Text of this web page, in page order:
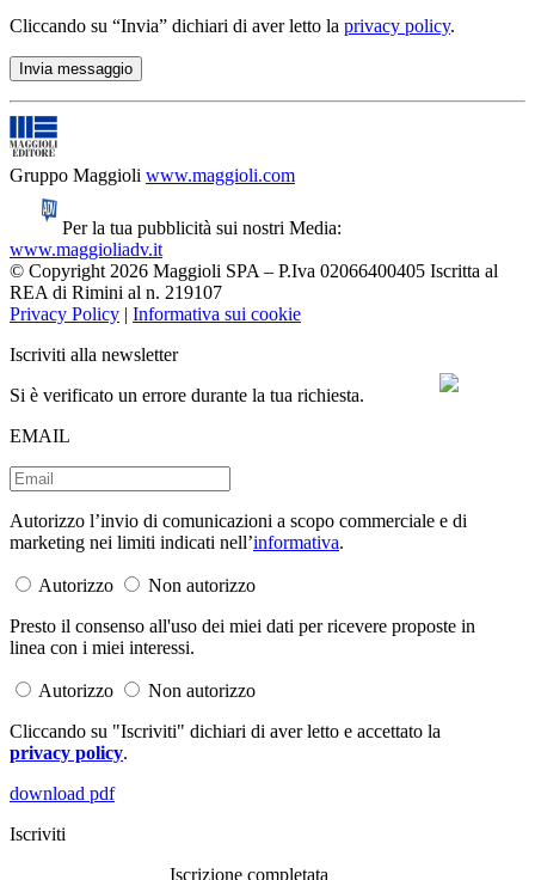
Cliccando su “Invia” dichiari di aver letto la privacy policy.
Gruppo Maggioli www.maggioli.com
Per la tua pubblicità sui nostri Media:
www.maggioliadv.it
© Copyright 2026 Maggioli SPA – P.Iva 02066400405 Iscritta al
REA di Rimini al n. 219107
Privacy Policy | Informativa sui cookie
Iscriviti alla newsletter
Si è verificato un errore durante la tua richiesta.
EMAIL
Autorizzo l’invio di comunicazioni a scopo commerciale e di
marketing nei limiti indicati nell’informativa.
Autorizzo
Non autorizzo
Presto il consenso all'uso dei miei dati per ricevere proposte in
linea con i miei interessi.
Autorizzo
Non autorizzo
Cliccando su "Iscriviti" dichiari di aver letto e accettato la
privacy policy.
download pdf
Iscriviti
Iscrizione completata